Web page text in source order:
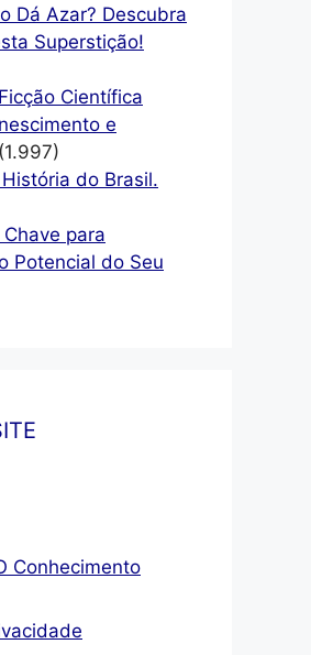
Dá Azar? Descubra
Superstição!
Científica
e
(1.997)
do Brasil.
Chave para
Potencial do Seu
Conhecimento